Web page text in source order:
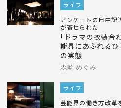
ライフ
アンケートの自由記
が寄せられた
｢ドラマの衣装合
能界にあふれる
の実態
森崎 めぐみ
ライフ
芸能界の働き方改革